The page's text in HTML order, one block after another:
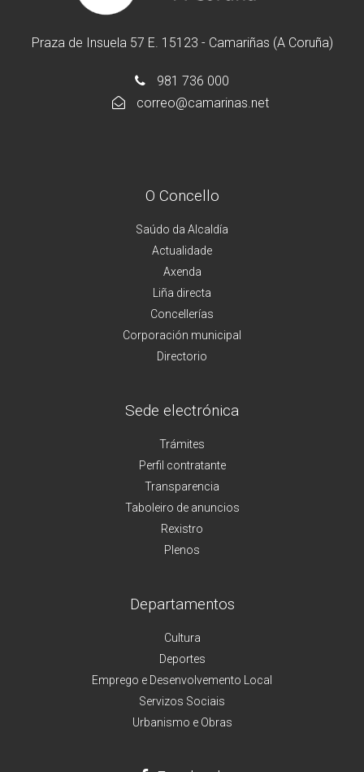
Praza de Insuela 57 E. 15123 - Camariñas (A Coruña)
981 736 000
correo@camarinas.net
O Concello
Saúdo da Alcaldía
Actualidade
Axenda
Liña directa
Concellerías
Corporación municipal
Directorio
Sede electrónica
Trámites
Perfil contratante
Transparencia
Taboleiro de anuncios
Rexistro
Plenos
Departamentos
Cultura
Deportes
Emprego e Desenvolvemento Local
Servizos Sociais
Urbanismo e Obras